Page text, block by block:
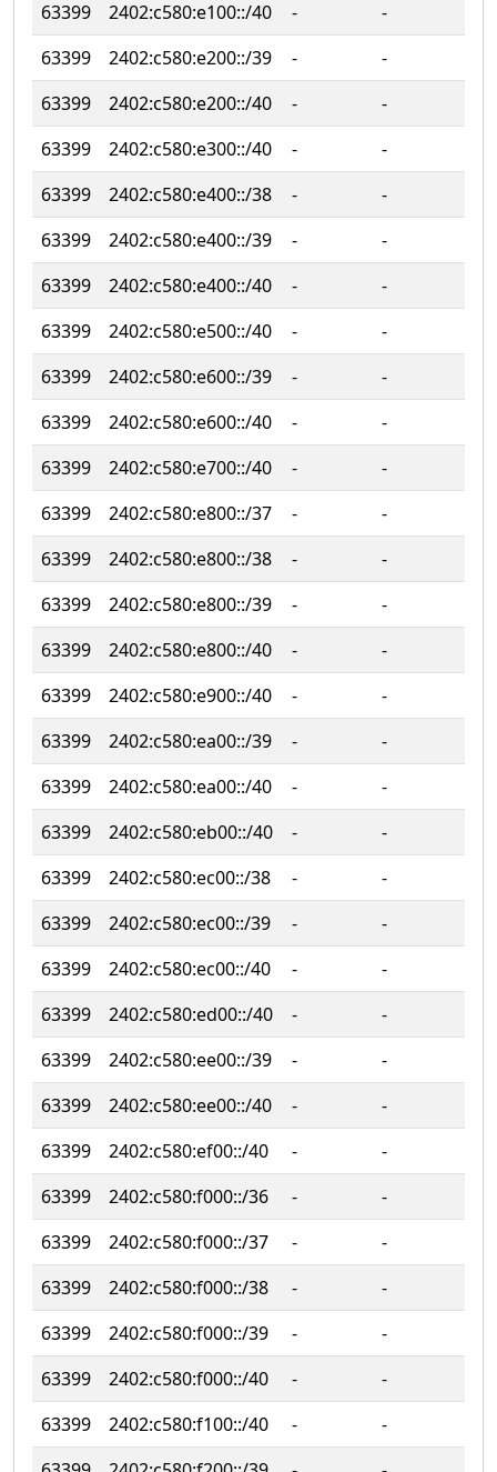
63399 2402:c580:e100::/40 ‐
‐
63399
2402:c580:e200::/39 ‐
‐
63399
2402:c580:e200::/40 ‐
‐
63399
2402:c580:e300::/40 ‐
‐
63399
2402:c580:e400::/38 ‐
‐
63399
2402:c580:e400::/39 ‐
‐
63399
2402:c580:e400::/40 ‐
‐
63399
2402:c580:e500::/40 ‐
‐
63399
2402:c580:e600::/39 ‐
‐
63399
2402:c580:e600::/40 ‐
‐
63399
2402:c580:e700::/40 ‐
‐
63399
2402:c580:e800::/37 ‐
‐
63399
2402:c580:e800::/38 ‐
‐
63399
2402:c580:e800::/39 ‐
‐
63399
2402:c580:e800::/40 ‐
‐
63399
2402:c580:e900::/40 ‐
‐
63399
2402:c580:ea00::/39 ‐
‐
63399
2402:c580:ea00::/40 ‐
‐
63399
2402:c580:eb00::/40 ‐
‐
63399
2402:c580:ec00::/38 ‐
‐
63399
2402:c580:ec00::/39 ‐
‐
63399
2402:c580:ec00::/40 ‐
‐
63399
2402:c580:ed00::/40 ‐
‐
63399
2402:c580:ee00::/39 ‐
‐
63399
2402:c580:ee00::/40 ‐
‐
63399
2402:c580:ef00::/40 ‐
‐
63399
2402:c580:f000::/36 ‐
‐
63399
2402:c580:f000::/37 ‐
‐
63399
2402:c580:f000::/38 ‐
‐
63399
2402:c580:f000::/39 ‐
‐
63399
2402:c580:f000::/40 ‐
‐
63399
2402:c580:f100::/40 ‐
‐